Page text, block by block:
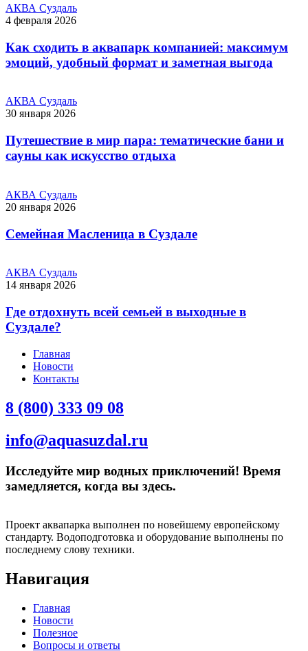
АКВА Суздаль
4 февраля 2026
Как сходить в аквапарк компанией: максимум
эмоций, удобный формат и заметная выгода
АКВА Суздаль
30 января 2026
Путешествие в мир пара: тематические бани и
сауны как искусство отдыха
АКВА Суздаль
20 января 2026
Семейная Масленица в Суздале
АКВА Суздаль
14 января 2026
Где отдохнуть всей семьей в выходные в
Суздале?
Главная
Новости
Контакты
8 (800) 333 09 08
info@aquasuzdal.ru
Исследуйте мир водных приключений! Время
замедляется, когда вы здесь.
Проект аквапарка выполнен по новейшему европейскому
стандарту. Водоподготовка и оборудование выполнены по
последнему слову техники.
Навигация
Главная
Новости
Полезное
Вопросы и ответы